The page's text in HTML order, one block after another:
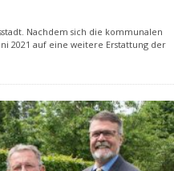
Nachdem sich die kommunalen
2021 auf eine weitere Erstattung der